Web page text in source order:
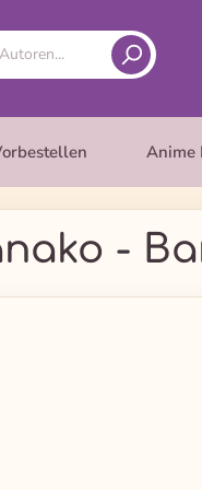
Anime
-